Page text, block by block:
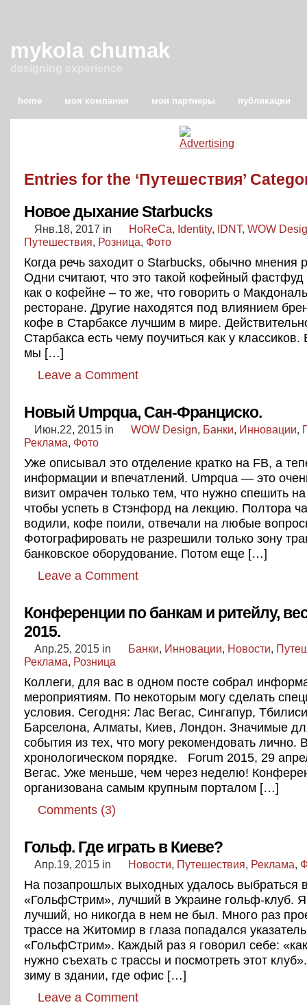
mykola chumak
home моя компания мои партнеры публикации
Entries for the ‘Путешествия’
Новое дыхание Starbucks
Янв.18, 2017 in HoReCa, Identity, IDNT, WOW
Путешествия, Розница, Фото
Когда речь заходит о Starbucks, обычно мнения
Одни считают, что это такой кофейный фастфуд
как о кофейне – то же, что говорить о
ресторане. Другие находятся под влиянием
кофе в Старбаксе лучшим в мире.
Старбакса есть чему поучиться как у классиков.
мы […]
Leave a Comment
Новый Umpqua, Сан-Франциско.
Июн.22, 2015 in WOW Design, Банки, Инновации,
Реклама, Фото
Уже описывал это отделение кратко на FB, а
информации и впечатлений. Umpqua — это
визит омрачен только тем, что нужно спешить
чтобы успеть в Стэнфорд на лекцию. Полтора
водили, кофе поили, отвечали на любые
Фотографировать не разрешили только зону
банковское оборудование. Потом еще […]
Leave a Comment
Конференции по банкам и ритейлу,
2015.
Апр.25, 2015 in Банки, Инновации, Новости,
Реклама, Розница
Коллеги, для вас в одном посте собрал
мероприятиям. По некоторым могу сделать
условия. Сегодня: Лас Вегас, Сингапур,
Барселона, Алматы, Киев, Лондон. Значимые
события из тех, что могу рекомендовать лично.
хронологическом порядке. Forum 2015, 29
Вегас. Уже меньше, чем через неделю!
организована самым крупным порталом […]
Comments (3)
Гольф. Где играть в Киеве?
Апр.19, 2015 in Новости, Путешествия, Реклама,
На позапрошлых выходных удалось выбраться
«ГольфСтрим», лучший в Украине гольф-клуб. Я
лучший, но никогда в нем не был. Много раз
трассе на Житомир в глаза попадался указатель
«ГольфСтрим». Каждый раз я говорил себе:
нужно съехать с трассы и посмотреть этот
зиму в здании, где офис […]
Leave a Comment